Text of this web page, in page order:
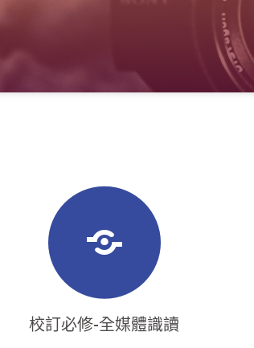
校訂必修-全媒體識讀